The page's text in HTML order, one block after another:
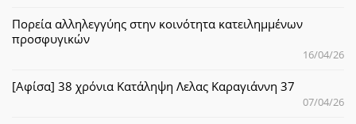
Πορεία αλληλεγγύης στην κοινότητα κατειλημμένων
προσφυγικών
16/04/26
[Αφίσα] 38 χρόνια Κατάληψη Λελας Καραγιάννη 37
07/04/26